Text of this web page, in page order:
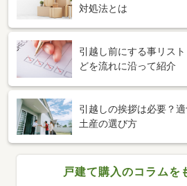
対処法とは
引越し前にする事リス
どを流れに沿って紹介
引越しの挨拶は必要？
土産の選び方
戸建て購入のコラムを